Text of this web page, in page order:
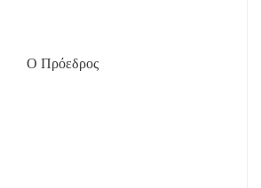
Ο Πρόεδρος